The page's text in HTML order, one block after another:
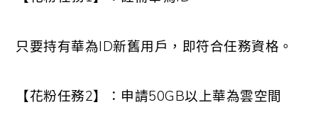
只要持有華為ID新舊用戶，即符合任務資格。
【花粉任務2】：申請50GB以上華為雲空間